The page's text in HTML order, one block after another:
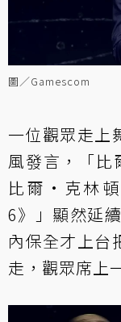
圖／Gamescom
一位觀眾走上
風發言，「
比爾·克林頓
6》」顯然延
內保全才上台
走，觀眾席上